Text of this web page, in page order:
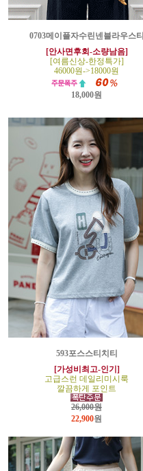
0703메이플자수린넨블라우스티
[안사면후회-소량남음]
[여름신상-한정특가]
46000원->18000원
18,000원
593포스스티치티
[가성비최고-인기]
고급스런 데일리미시룩
깔끔하게 포인트
26,000원
22,900원